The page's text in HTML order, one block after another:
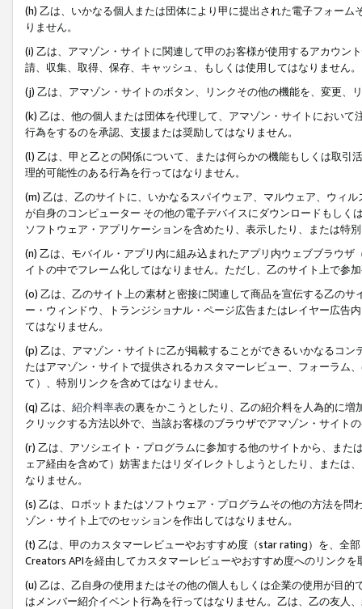
(h) 乙は、いかなる個人または団体により甲に提出された電子フォー
りません。
(i) 乙は、アマゾン・サイトに関連して甲のお客様が使用するアカウン
請、収集、取得、保存、キャッシュ、もしくは使用してはなりません。
(j) 乙は、アマゾン・サイトのボタン、リンクその他の機能を、変更、
(k) 乙は、他の個人または団体を代理して、アマゾン・サイトにおい
行為をするのを承認、支援または奨励してはなりません。
(l) 乙は、甲と乙との関係について、または何らかの機能もしくは取
理的可能性のある行為を行ってはなりません。
(m) 乙は、乙のサイトに、いかなるスパイウェア、マルウェア、ウィ
が自身のコンピューター その他の電子デバイスにダウンロードもし
ソフトウェア・アプリケーションを含めたり、表示したり、または特
(n) 乙は、モバイル・アプリ内に組み込まれたアプリ内ウェブブラウ
イトの中でフレーム化してはなりません。ただし、乙のサイト上で参
(o) 乙は、乙のサイト上の素材と密接に関連して商品を宣伝する乙の
ー・ウィンドウ、トランジショナル・ページ広告またはレイヤー広告
てはなりません。
(p) 乙は、アマゾン・サイトに乙が掲載することができるいかなるコ
たはアマゾン・サイトで提供されるカスタマーレビュー、フォーラム
て）、特別リンクを含めてはなりません。
(q) 乙は、 紹介料率表の裏をかこうとしたり、乙の紹介料を人為的に
クリックする方法以外で、当該お客様のブラウザでアマゾン・サイト
(r) 乙は、アソシエイト・プログラムに参加する他のサイトから、ま
ェア経由を含めて）妨害またはリダイレクトしようとしたり、または
なりません。
(s) 乙は、ロボットまたはソフトウェア・プログラムその他の方法を
ゾン・サイト上でのセッションを作出してはなりません。
(t) 乙は、甲のカスタマーレビューやおすすめ度（star rating）を、全
Creators APIを経由してカスタマーレビューやおすすめ度へのリンクを
(u) 乙は、乙自身の使用またはその他の個人もしくは企業の使用が目
はメンバー紹介イベント行為を行ってはなりません。乙は、乙の友人